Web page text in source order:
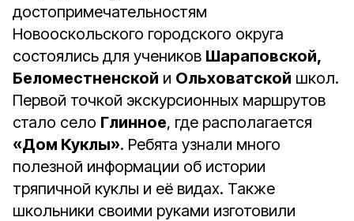
достопримечательностям
Новооскольского городского округа
состоялись для учеников Шараповской,
Беломестненской и Ольховатской школ.
Первой точкой экскурсионных маршрутов
стало село Глинное, где располагается
«Дом Куклы». Ребята узнали много
полезной информации об истории
тряпичной куклы и её видах. Также
школьники своими руками изготовили